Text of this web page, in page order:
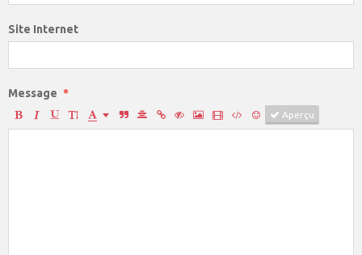
Site Internet
Message
Aperçu